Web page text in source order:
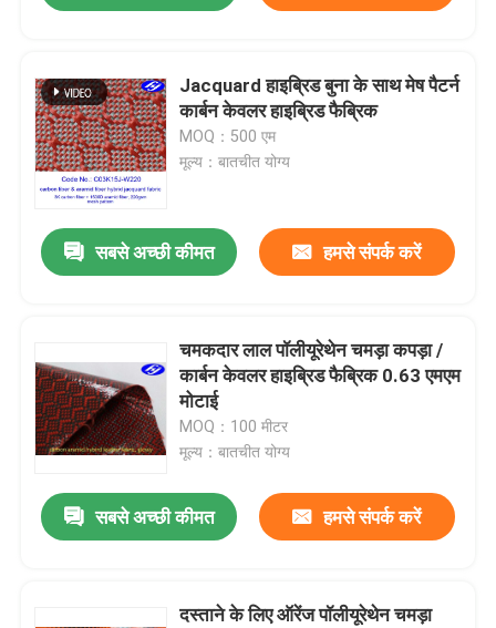
Jacquard हाइब्रिड बुना के साथ मेष पैटर्न
कार्बन केवलर हाइब्रिड फैब्रिक
MOQ：500 एम
मूल्य：बातचीत योग्य
सबसे अच्छी कीमत हमसे संपर्क करें
चमकदार लाल पॉलीयूरेथेन चमड़ा कपड़ा /
कार्बन केवलर हाइब्रिड फैब्रिक 0.63 एमएम
मोटाई
MOQ：100 मीटर
मूल्य：बातचीत योग्य
सबसे अच्छी कीमत हमसे संपर्क करें
दस्ताने के लिए ऑरेंज पॉलीयूरेथेन चमड़ा